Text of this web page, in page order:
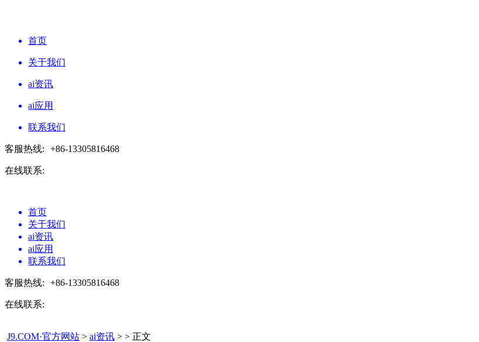
首页
关于我们
ai资讯
ai应用
联系我们
客服热线: +86-13305816468
在线联系:
首页
关于我们
ai资讯
ai应用
联系我们
客服热线: +86-13305816468
在线联系:
J9.COM·官方网站 > ai资讯 > > 正文